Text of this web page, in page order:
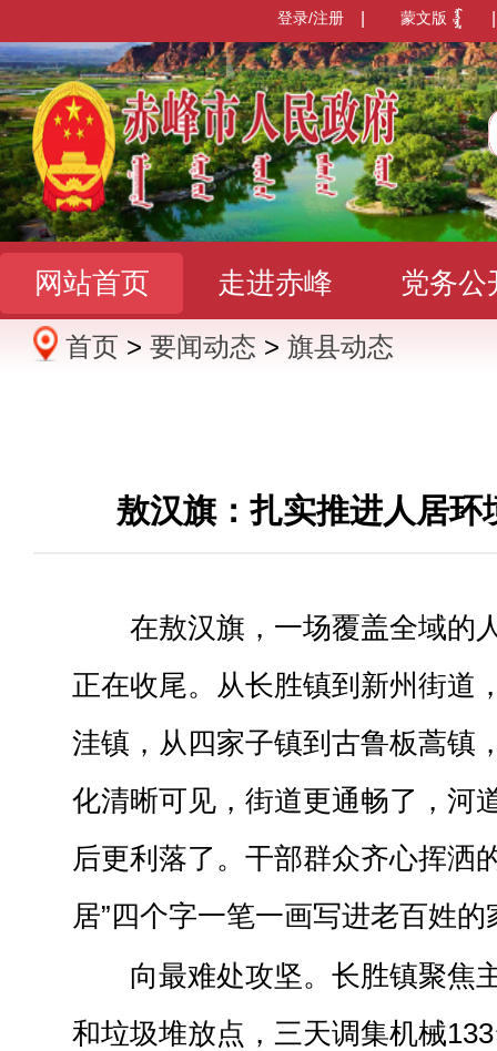
蒙文版
登录/注册
网站首页 走进赤峰 党务公
办事服务 政民互动
首页 > 要闻动态 > 旗县动态
敖汉旗：扎实推进人居环
在敖汉旗，一场覆盖全域的
正在收尾。从长胜镇到新州街道
洼镇，从四家子镇到古鲁板蒿镇
化清晰可见，街道更通畅了，河
后更利落了。干部群众齐心挥洒
居”四个字一笔一画写进老百姓的
向最难处攻坚。长胜镇聚焦
和垃圾堆放点，三天调集机械